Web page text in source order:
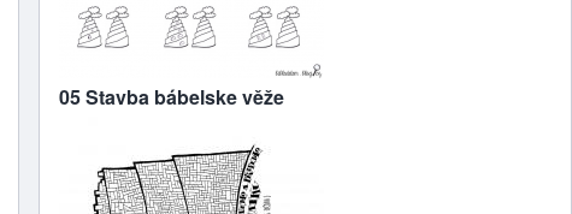
05 Stavba bábelske věže